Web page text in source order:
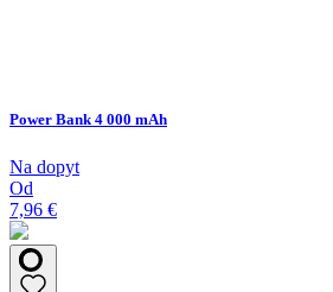
Power Bank 4 000 mAh
Na dopyt
Od
7,96 €